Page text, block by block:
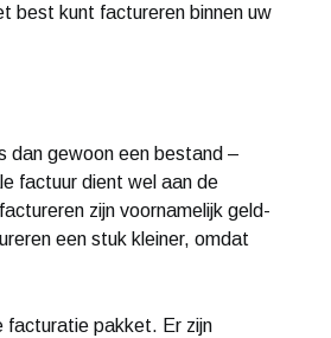
best kunt factureren binnen uw
dan gewoon een bestand –
factuur dient wel aan de
zijn voornamelijk geld-
een stuk kleiner, omdat
facturatie pakket. Er zijn